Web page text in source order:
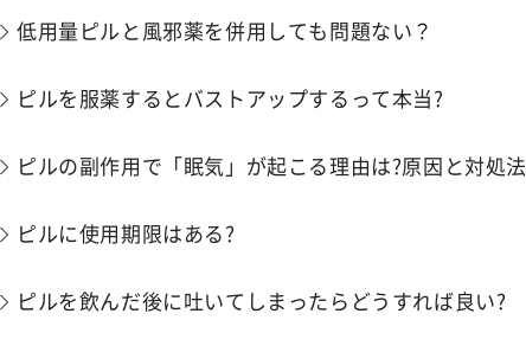
低用量ピルと風邪薬を併用しても問題ない？
ピルを服薬するとバストアップするって本当?
ピルの副作用で「眠気」が起こる理由は?原因と対処法
ピルに使用期限はある?
ピルを飲んだ後に吐いてしまったらどうすれば良い?